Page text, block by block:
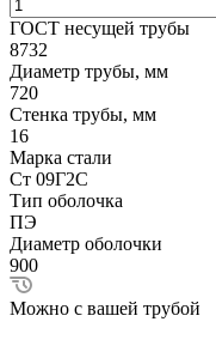
ГОСТ несущей трубы
8732
Диаметр трубы, мм
720
Стенка трубы, мм
16
Марка стали
Ст 09Г2С
Тип оболочка
ПЭ
Диаметр оболочки
900
Можно с вашей трубой